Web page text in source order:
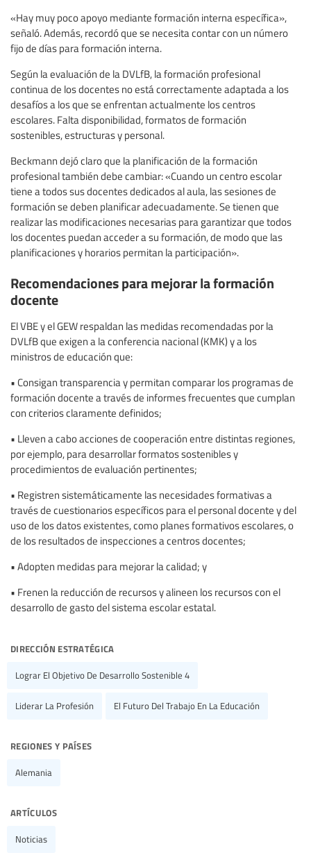
«Hay muy poco apoyo mediante formación interna específica»,
señaló. Además, recordó que se necesita contar con un número
fijo de días para formación interna.
Según la evaluación de la DVLfB, la formación profesional
continua de los docentes no está correctamente adaptada a los
desafíos a los que se enfrentan actualmente los centros
escolares. Falta disponibilidad, formatos de formación
sostenibles, estructuras y personal.
Beckmann dejó claro que la planificación de la formación
profesional también debe cambiar: «Cuando un centro escolar
tiene a todos sus docentes dedicados al aula, las sesiones de
formación se deben planificar adecuadamente. Se tienen que
realizar las modificaciones necesarias para garantizar que todos
los docentes puedan acceder a su formación, de modo que las
planificaciones y horarios permitan la participación».
Recomendaciones para mejorar la formación
docente
El VBE y el GEW respaldan las medidas recomendadas por la
DVLfB que exigen a la conferencia nacional (KMK) y a los
ministros de educación que:
• Consigan transparencia y permitan comparar los programas de
formación docente a través de informes frecuentes que cumplan
con criterios claramente definidos;
• Lleven a cabo acciones de cooperación entre distintas regiones,
por ejemplo, para desarrollar formatos sostenibles y
procedimientos de evaluación pertinentes;
• Registren sistemáticamente las necesidades formativas a
través de cuestionarios específicos para el personal docente y del
uso de los datos existentes, como planes formativos escolares, o
de los resultados de inspecciones a centros docentes;
• Adopten medidas para mejorar la calidad; y
• Frenen la reducción de recursos y alineen los recursos con el
desarrollo de gasto del sistema escolar estatal.
dirección estratégica
Lograr El Objetivo De Desarrollo Sostenible 4
Liderar La Profesión El Futuro Del Trabajo En La Educación
regiones y países
Alemania
artículos
Noticias